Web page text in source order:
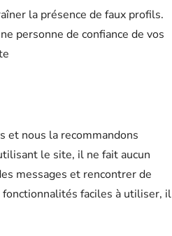
la présence de faux profils.
personne de confiance de vos
et nous la recommandons
le site, il ne fait aucun
messages et rencontrer de
faciles à utiliser, il